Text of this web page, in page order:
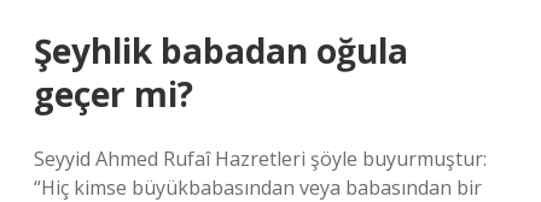
Şeyhlik babadan oğula
geçer mi?
Seyyid Ahmed Rufaî Hazretleri şöyle buyurmuştur:
“Hiç kimse büyükbabasından veya babasından bir